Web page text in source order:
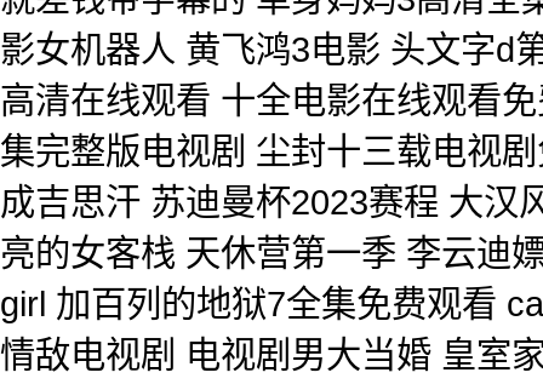
影女机器人 黄飞鸿3电影 头文字d
高清在线观看 十全电影在线观看
集完整版电视剧 尘封十三载电视
成吉思汗 苏迪曼杯2023赛程 大汉
亮的女客栈 天休营第一季 李云迪
girl 加百列的地狱7全集免费观看
情敌电视剧 电视剧男大当婚 皇室